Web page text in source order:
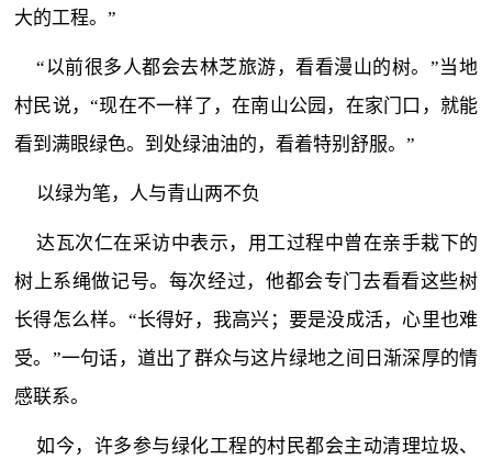
大的工程。”
“以前很多人都会去林芝旅游，看看漫山的树。”当地
村民说，“现在不一样了，在南山公园，在家门口，就能
看到满眼绿色。到处绿油油的，看着特别舒服。”
以绿为笔，人与青山两不负
达瓦次仁在采访中表示，用工过程中曾在亲手栽下的
树上系绳做记号。每次经过，他都会专门去看看这些树
长得怎么样。“长得好，我高兴；要是没成活，心里也难
受。”一句话，道出了群众与这片绿地之间日渐深厚的情
感联系。
如今，许多参与绿化工程的村民都会主动清理垃圾、